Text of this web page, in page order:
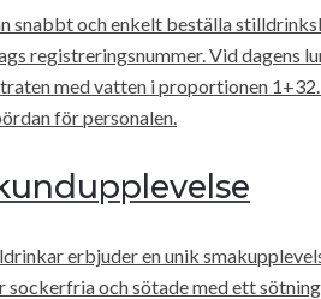
snabbt och enkelt beställa
registreringsnummer. Vid dagens
med vatten i proportionen
för personalen.
erbjuder en unik
sockerfria och sötade med ett